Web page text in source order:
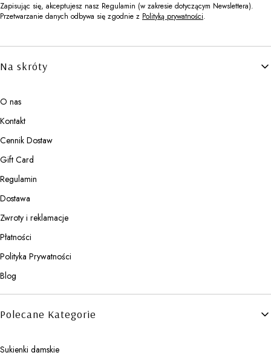
Zapisując się, akceptujesz nasz Regulamin (w zakresie dotyczącym Newslettera).
Przetwarzanie danych odbywa się zgodnie z Polityką prywatności.
Linki w stopce
Na skróty
O nas
Kontakt
Cennik Dostaw
Gift Card
Regulamin
Dostawa
Zwroty i reklamacje
Płatności
Polityka Prywatności
Blog
Polecane Kategorie
Sukienki damskie